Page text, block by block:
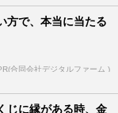
方で、本当に当たる
合同会社デジタルファーム )
じに縁がある時、金